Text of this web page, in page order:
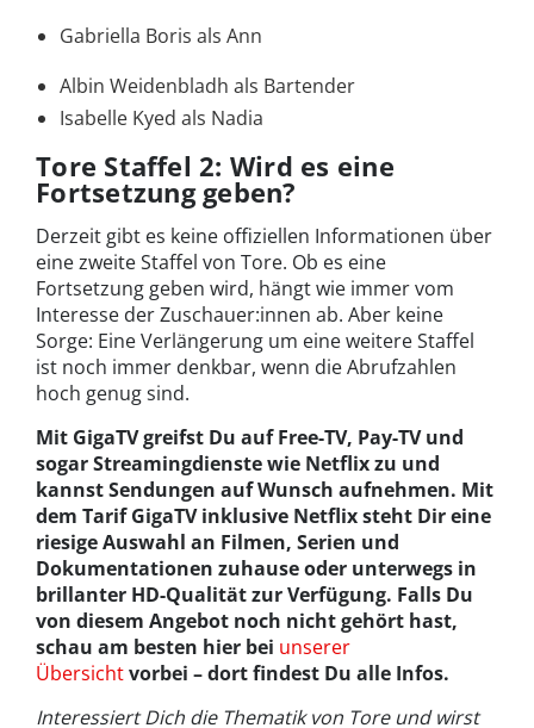
Gabriella Boris als Ann
Albin Weidenbladh als Bartender
Isabelle Kyed als Nadia
Tore Staffel 2: Wird es eine
Fortsetzung geben?
Derzeit gibt es keine offiziellen Informationen über
eine zweite Staffel von Tore. Ob es eine
Fortsetzung geben wird, hängt wie immer vom
Interesse der Zuschauer:innen ab. Aber keine
Sorge: Eine Verlängerung um eine weitere Staffel
ist noch immer denkbar, wenn die Abrufzahlen
hoch genug sind.
Mit GigaTV greifst Du auf Free-TV, Pay-TV und
sogar Streamingdienste wie Netflix zu und
kannst Sendungen auf Wunsch aufnehmen. Mit
dem Tarif GigaTV inklusive Netflix steht Dir eine
riesige Auswahl an Filmen, Serien und
Dokumentationen zuhause oder unterwegs in
brillanter HD-Qualität zur Verfügung. Falls Du
von diesem Angebot noch nicht gehört hast,
schau am besten hier bei unserer
Übersichtvorbei – dort findest Du alle Infos.
Interessiert Dich die Thematik von Tore und wirst